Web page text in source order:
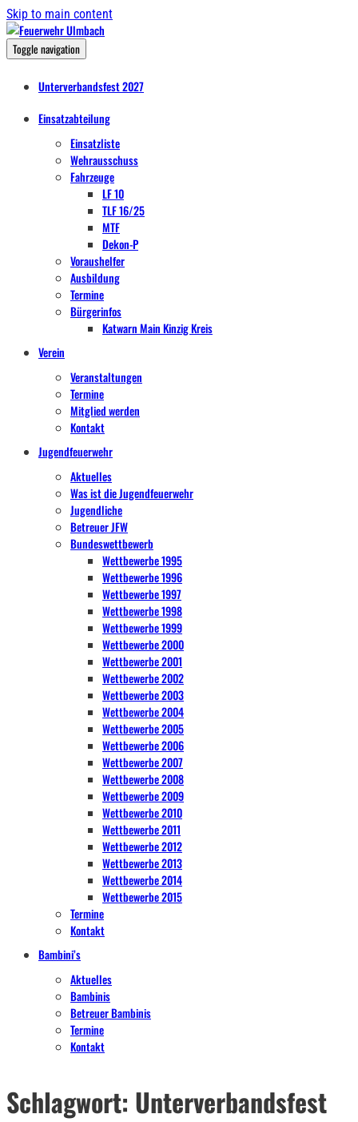
Skip to main content
Toggle navigation
Unterverbandsfest 2027
Einsatzabteilung
Einsatzliste
Wehrausschuss
Fahrzeuge
LF 10
TLF 16/25
MTF
Dekon-P
Voraushelfer
Ausbildung
Termine
Bürgerinfos
Katwarn Main Kinzig Kreis
Verein
Veranstaltungen
Termine
Mitglied werden
Kontakt
Jugendfeuerwehr
Aktuelles
Was ist die Jugendfeuerwehr
Jugendliche
Betreuer JFW
Bundeswettbewerb
Wettbewerbe 1995
Wettbewerbe 1996
Wettbewerbe 1997
Wettbewerbe 1998
Wettbewerbe 1999
Wettbewerbe 2000
Wettbewerbe 2001
Wettbewerbe 2002
Wettbewerbe 2003
Wettbewerbe 2004
Wettbewerbe 2005
Wettbewerbe 2006
Wettbewerbe 2007
Wettbewerbe 2008
Wettbewerbe 2009
Wettbewerbe 2010
Wettbewerbe 2011
Wettbewerbe 2012
Wettbewerbe 2013
Wettbewerbe 2014
Wettbewerbe 2015
Termine
Kontakt
Bambini’s
Aktuelles
Bambinis
Betreuer Bambinis
Termine
Kontakt
Schlagwort: Unterverbandsfest